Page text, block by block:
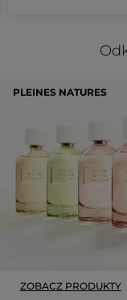
PLEINES NATURES
ZOBACZ PRODUKTY